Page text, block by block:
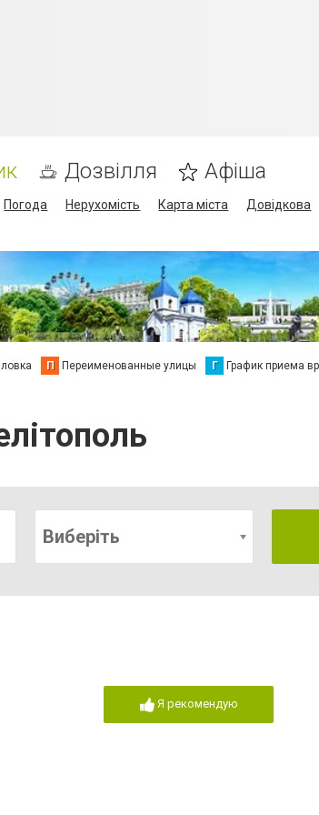
Дозвілля Афіша
Погода Нерухомість Карта міста Довідкова
П Переименованные улицы Г График приема
Виберіть
Я рекомендую